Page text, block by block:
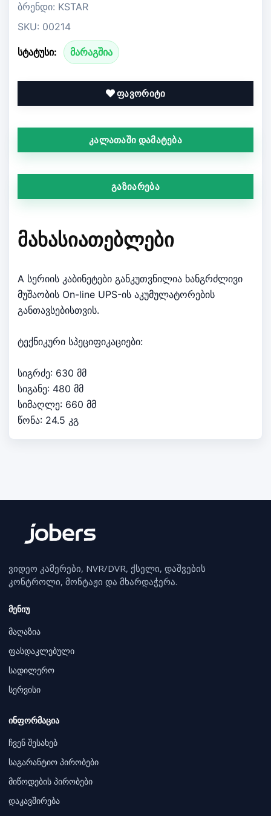
ბრენდი: KSTAR
SKU: 00214
სტატუსი: მარაგშია
ფავორიტი
კალათაში დამატება
გაზიარება
ᲛᲐᲮᲐᲡᲘᲐᲗᲔᲑᲚᲔᲑᲘ
A სერიის კაბინეტები განკუთვნილია ხანგრძლივი
მუშაობის On-line UPS-ის აკუმულატორების
განთავსებისთვის.
ტექნიკური სპეციფიკაციები:
სიგრძე: 630 მმ
სიგანე: 480 მმ
სიმაღლე: 660 მმ
წონა: 24.5 კგ
ვიდეო კამერები, NVR/DVR, ქსელი, დაშვების
კონტროლი, მონტაჟი და მხარდაჭერა.
მენიუ
მაღაზია
ფასდაკლებული
სადილერო
სერვისი
ინფორმაცია
ჩვენ შესახებ
საგარანტიო პირობები
მიწოდების პირობები
დაკავშირება